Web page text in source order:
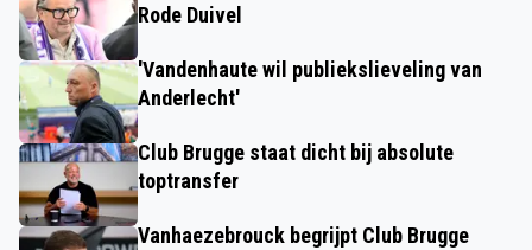
Rode Duivel
'Vandenhaute wil publiekslieveling van
Anderlecht'
Club Brugge staat dicht bij absolute
toptransfer
Vanhaezebrouck begrijpt Club Brugge